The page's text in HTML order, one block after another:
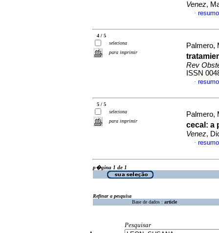
Venez,
·
4 / 5
seleciona
para imprimir
Rev
ISSN
·
5 / 5
seleciona
para imprimir
cecal: a
Venez,
·
p�gina 1 de 1
Refinar a pesquisa
Base de dados : article
Pesquisar